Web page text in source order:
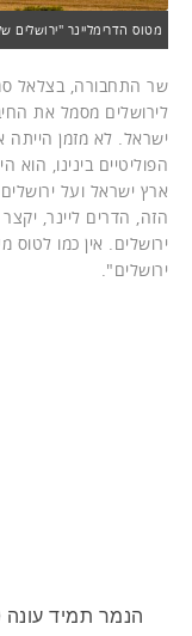
מטוס הדרימליינר
שר התחבורה, בצלאל
לירושלים מסמל את
ישראל. לא מזמן הייתה
הפוליטיים בינינו,
ארץ ישראל ועל
הזה, הדרים ליינר,
ירושלים. אין כמו לטוס
ירושלים".
הנמר תמיד עונה